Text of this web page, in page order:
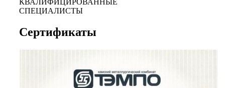
КВАЛИФИЦИРОВАННЫЕ
СПЕЦИАЛИСТЫ
Сертификаты